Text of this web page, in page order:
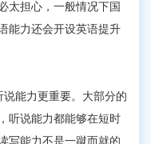
太担心，一般情况下国
能力还会开设英语提升
能力更重要。大部分的
听说能力都能够在短时
写能力不是一蹴而就的